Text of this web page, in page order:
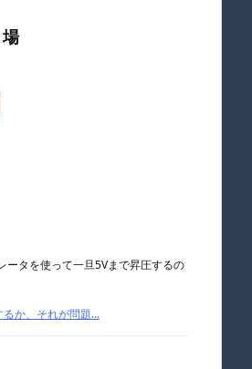
ータを使って一旦5Vまで昇圧するの
るか、それが問題...